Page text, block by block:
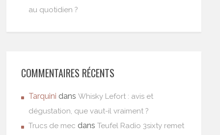
au quotidien ?
COMMENTAIRES RÉCENTS
Tarquini dansWhisky Lefort : avis et
dégustation, que vaut-il vraiment ?
Trucs de mec dansTeufel Radio 3sixty remet